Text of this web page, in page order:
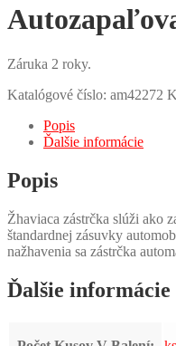
Záruka 2 roky.
Katalógové číslo: am42272
Popis
Ďalšie informácie
Popis
Žhaviaca zástrčka slúži ako
štandardnej zásuvky
nažhavenia sa zástrčka
Ďalšie informácie